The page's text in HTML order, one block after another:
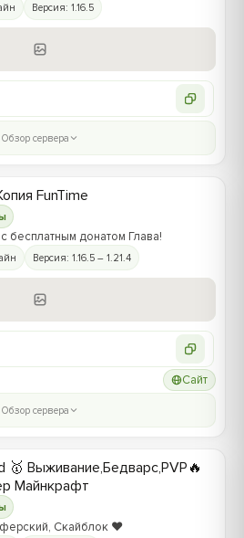
Версия: 1.16.5
Обзор сервера
FunTime
бесплатным донатом Глава!
Версия: 1.16.5 – 1.21.4
Сайт
Обзор сервера
🥇 Выживание,Бедварс,PVP🔥
Майнкрафт
Скайблок ❤️